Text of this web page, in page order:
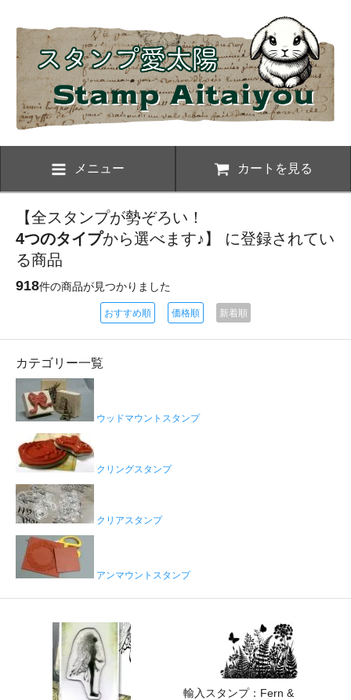
メニュー カートを見る
【全スタンプが勢ぞろい！
4つのタイプから選べます♪】 に登録されてい
る商品
918件の商品が見つかりました
おすすめ順 価格順 新着順
カテゴリー一覧
ウッドマウントスタンプ
クリングスタンプ
クリアスタンプ
アンマウントスタンプ
輸入スタンプ：Fern &